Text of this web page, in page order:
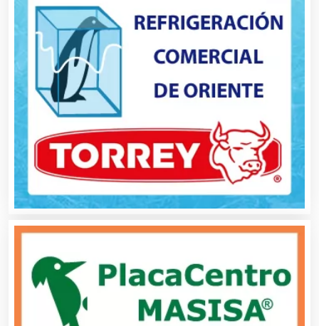
Artículos Publicitarios
Aseguradoras
Asesores Técnicos
Asociaciones Civiles